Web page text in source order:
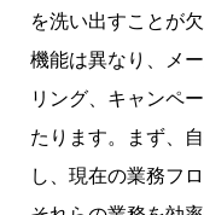
を洗い出すことが
機能は異なり、メ
リング、キャンペ
たります。まず、
し、現在の業務フ